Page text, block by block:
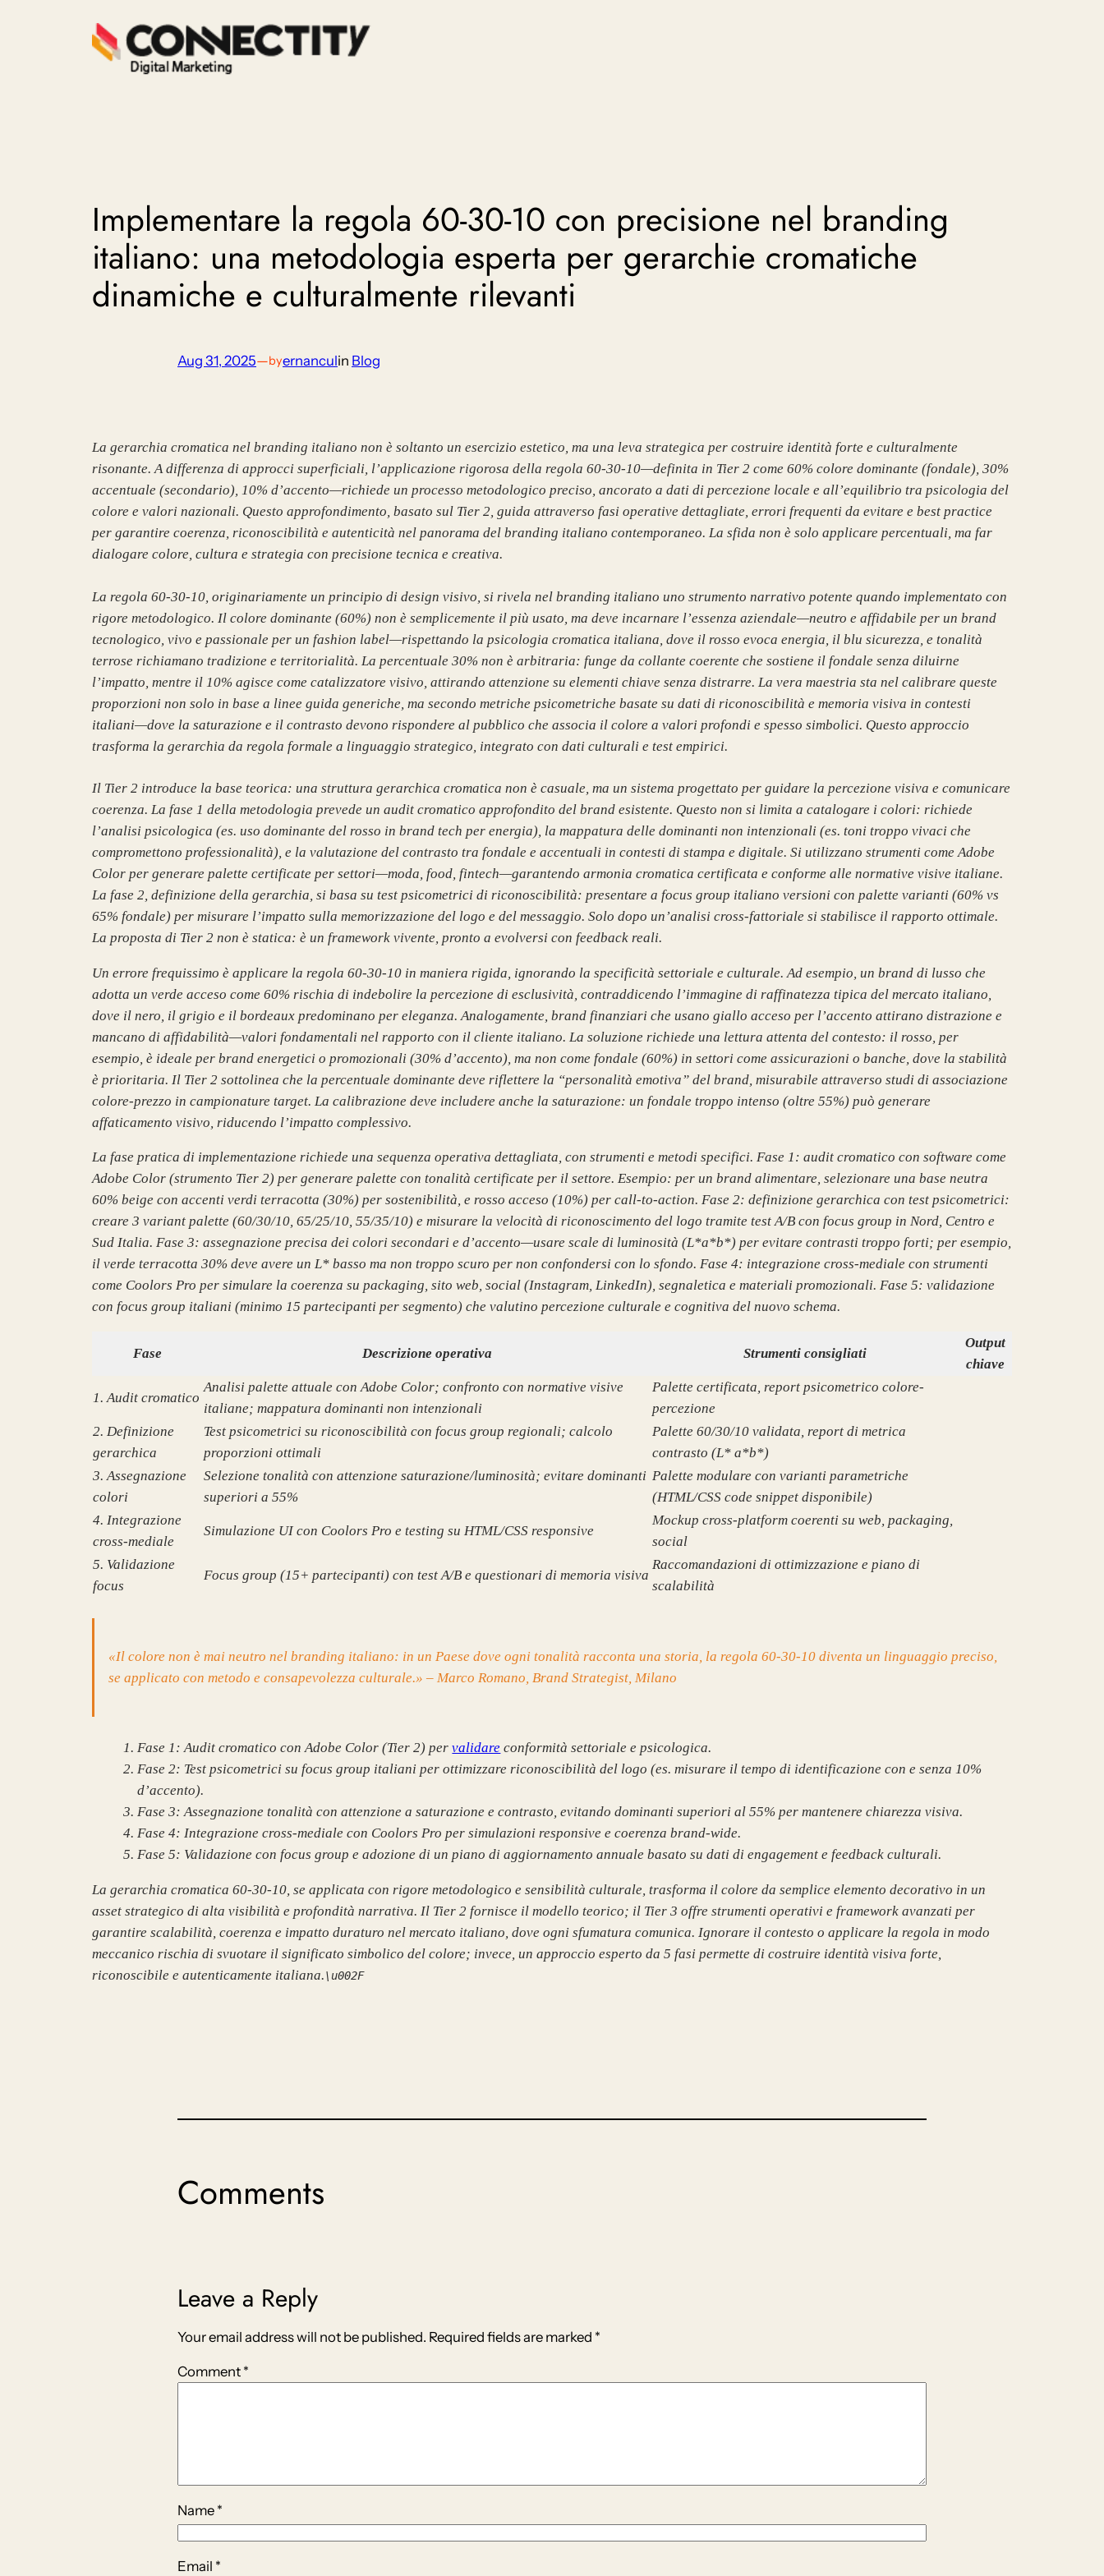
Implementare la regola 60-30-10 con precisione nel branding
italiano: una metodologia esperta per gerarchie cromatiche
dinamiche e culturalmente rilevanti
Aug 31, 2025—byernanculin Blog
La gerarchia cromatica nel branding italiano non è soltanto un esercizio estetico, ma una leva strategica per costruire identità forte e culturalmente
risonante. A differenza di approcci superficiali, l’applicazione rigorosa della regola 60-30-10—definita in Tier 2 come 60% colore dominante (fondale), 30%
accentuale (secondario), 10% d’accento—richiede un processo metodologico preciso, ancorato a dati di percezione locale e all’equilibrio tra psicologia del
colore e valori nazionali. Questo approfondimento, basato sul Tier 2, guida attraverso fasi operative dettagliate, errori frequenti da evitare e best practice
per garantire coerenza, riconoscibilità e autenticità nel panorama del branding italiano contemporaneo. La sfida non è solo applicare percentuali, ma far
dialogare colore, cultura e strategia con precisione tecnica e creativa.
La regola 60-30-10, originariamente un principio di design visivo, si rivela nel branding italiano uno strumento narrativo potente quando implementato con
rigore metodologico. Il colore dominante (60%) non è semplicemente il più usato, ma deve incarnare l’essenza aziendale—neutro e affidabile per un brand
tecnologico, vivo e passionale per un fashion label—rispettando la psicologia cromatica italiana, dove il rosso evoca energia, il blu sicurezza, e tonalità
terrose richiamano tradizione e territorialità. La percentuale 30% non è arbitraria: funge da collante coerente che sostiene il fondale senza diluirne
l’impatto, mentre il 10% agisce come catalizzatore visivo, attirando attenzione su elementi chiave senza distrarre. La vera maestria sta nel calibrare queste
proporzioni non solo in base a linee guida generiche, ma secondo metriche psicometriche basate su dati di riconoscibilità e memoria visiva in contesti
italiani—dove la saturazione e il contrasto devono rispondere al pubblico che associa il colore a valori profondi e spesso simbolici. Questo approccio
trasforma la gerarchia da regola formale a linguaggio strategico, integrato con dati culturali e test empirici.
Il Tier 2 introduce la base teorica: una struttura gerarchica cromatica non è casuale, ma un sistema progettato per guidare la percezione visiva e comunicare
coerenza. La fase 1 della metodologia prevede un audit cromatico approfondito del brand esistente. Questo non si limita a catalogare i colori: richiede
l’analisi psicologica (es. uso dominante del rosso in brand tech per energia), la mappatura delle dominanti non intenzionali (es. toni troppo vivaci che
compromettono professionalità), e la valutazione del contrasto tra fondale e accentuali in contesti di stampa e digitale. Si utilizzano strumenti come Adobe
Color per generare palette certificate per settori—moda, food, fintech—garantendo armonia cromatica certificata e conforme alle normative visive italiane.
La fase 2, definizione della gerarchia, si basa su test psicometrici di riconoscibilità: presentare a focus group italiano versioni con palette varianti (60% vs
65% fondale) per misurare l’impatto sulla memorizzazione del logo e del messaggio. Solo dopo un’analisi cross-fattoriale si stabilisce il rapporto ottimale.
La proposta di Tier 2 non è statica: è un framework vivente, pronto a evolversi con feedback reali.
Un errore frequissimo è applicare la regola 60-30-10 in maniera rigida, ignorando la specificità settoriale e culturale. Ad esempio, un brand di lusso che
adotta un verde acceso come 60% rischia di indebolire la percezione di esclusività, contraddicendo l’immagine di raffinatezza tipica del mercato italiano,
dove il nero, il grigio e il bordeaux predominano per eleganza. Analogamente, brand finanziari che usano giallo acceso per l’accento attirano distrazione e
mancano di affidabilità—valori fondamentali nel rapporto con il cliente italiano. La soluzione richiede una lettura attenta del contesto: il rosso, per
esempio, è ideale per brand energetici o promozionali (30% d’accento), ma non come fondale (60%) in settori come assicurazioni o banche, dove la stabilità
è prioritaria. Il Tier 2 sottolinea che la percentuale dominante deve riflettere la “personalità emotiva” del brand, misurabile attraverso studi di associazione
colore-prezzo in campionature target. La calibrazione deve includere anche la saturazione: un fondale troppo intenso (oltre 55%) può generare
affaticamento visivo, riducendo l’impatto complessivo.
La fase pratica di implementazione richiede una sequenza operativa dettagliata, con strumenti e metodi specifici. Fase 1: audit cromatico con software come
Adobe Color (strumento Tier 2) per generare palette con tonalità certificate per il settore. Esempio: per un brand alimentare, selezionare una base neutra
60% beige con accenti verdi terracotta (30%) per sostenibilità, e rosso acceso (10%) per call-to-action. Fase 2: definizione gerarchica con test psicometrici:
creare 3 variant palette (60/30/10, 65/25/10, 55/35/10) e misurare la velocità di riconoscimento del logo tramite test A/B con focus group in Nord, Centro e
Sud Italia. Fase 3: assegnazione precisa dei colori secondari e d’accento—usare scale di luminosità (L*a*b*) per evitare contrasti troppo forti; per esempio,
il verde terracotta 30% deve avere un L* basso ma non troppo scuro per non confondersi con lo sfondo. Fase 4: integrazione cross-mediale con strumenti
come Coolors Pro per simulare la coerenza su packaging, sito web, social (Instagram, LinkedIn), segnaletica e materiali promozionali. Fase 5: validazione
con focus group italiani (minimo 15 partecipanti per segmento) che valutino percezione culturale e cognitiva del nuovo schema.
Fase Descrizione operativa Strumenti consigliati
Output
chiave
1. Audit cromatico
Analisi palette attuale con Adobe Color; confronto con normative visive
italiane; mappatura dominanti non intenzionali
Palette certificata, report psicometrico colore-
percezione
2. Definizione
gerarchica
Test psicometrici su riconoscibilità con focus group regionali; calcolo
proporzioni ottimali
Palette 60/30/10 validata, report di metrica
contrasto (L* a*b*)
3. Assegnazione
colori
Selezione tonalità con attenzione saturazione/luminosità; evitare dominanti
superiori a 55%
Palette modulare con varianti parametriche
(HTML/CSS code snippet disponibile)
4. Integrazione
cross-mediale
Simulazione UI con Coolors Pro e testing su HTML/CSS responsive
Mockup cross-platform coerenti su web, packaging,
social
5. Validazione
focus
Focus group (15+ partecipanti) con test A/B e questionari di memoria visiva
Raccomandazioni di ottimizzazione e piano di
scalabilità
«Il colore non è mai neutro nel branding italiano: in un Paese dove ogni tonalità racconta una storia, la regola 60-30-10 diventa un linguaggio preciso,
se applicato con metodo e consapevolezza culturale.» – Marco Romano, Brand Strategist, Milano
Fase 1: Audit cromatico con Adobe Color (Tier 2) pervalidare conformità settoriale e psicologica.
Fase 2: Test psicometrici su focus group italiani per ottimizzare riconoscibilità del logo (es. misurare il tempo di identificazione con e senza 10%
d’accento).
Fase 3: Assegnazione tonalità con attenzione a saturazione e contrasto, evitando dominanti superiori al 55% per mantenere chiarezza visiva.
Fase 4: Integrazione cross-mediale con Coolors Pro per simulazioni responsive e coerenza brand-wide.
Fase 5: Validazione con focus group e adozione di un piano di aggiornamento annuale basato su dati di engagement e feedback culturali.
La gerarchia cromatica 60-30-10, se applicata con rigore metodologico e sensibilità culturale, trasforma il colore da semplice elemento decorativo in un
asset strategico di alta visibilità e profondità narrativa. Il Tier 2 fornisce il modello teorico; il Tier 3 offre strumenti operativi e framework avanzati per
garantire scalabilità, coerenza e impatto duraturo nel mercato italiano, dove ogni sfumatura comunica. Ignorare il contesto o applicare la regola in modo
meccanico rischia di svuotare il significato simbolico del colore; invece, un approccio esperto da 5 fasi permette di costruire identità visiva forte,
riconoscibile e autenticamente italiana.\u002F
Comments
Leave a Reply
Your email address will not be published. Required fields are marked *
Comment *
Name *
Email *